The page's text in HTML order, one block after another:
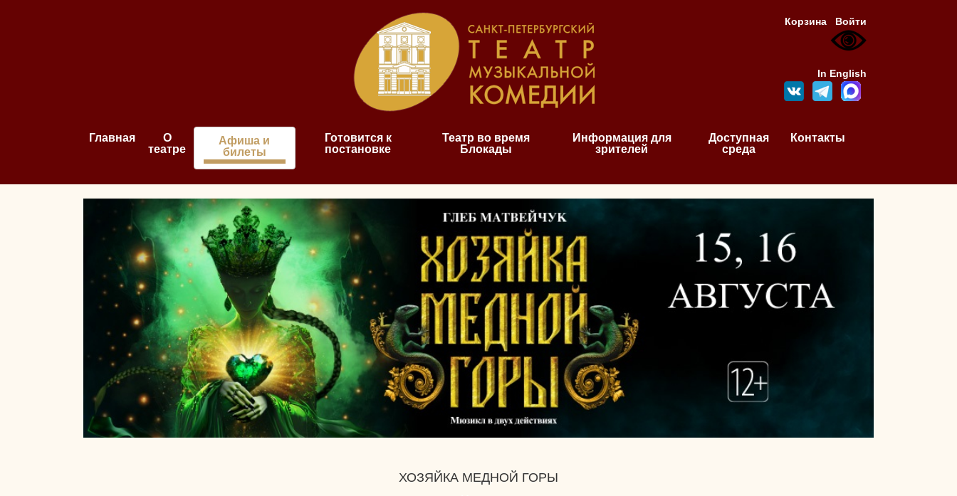
Корзина Войти
In English
Главная
О
театре
Афиша и
билеты
Готовится к
постановке
Театр во время
Блокады
Информация для
зрителей
Доступная
среда
Контакты
ХОЗЯЙКА МЕДНОЙ ГОРЫ